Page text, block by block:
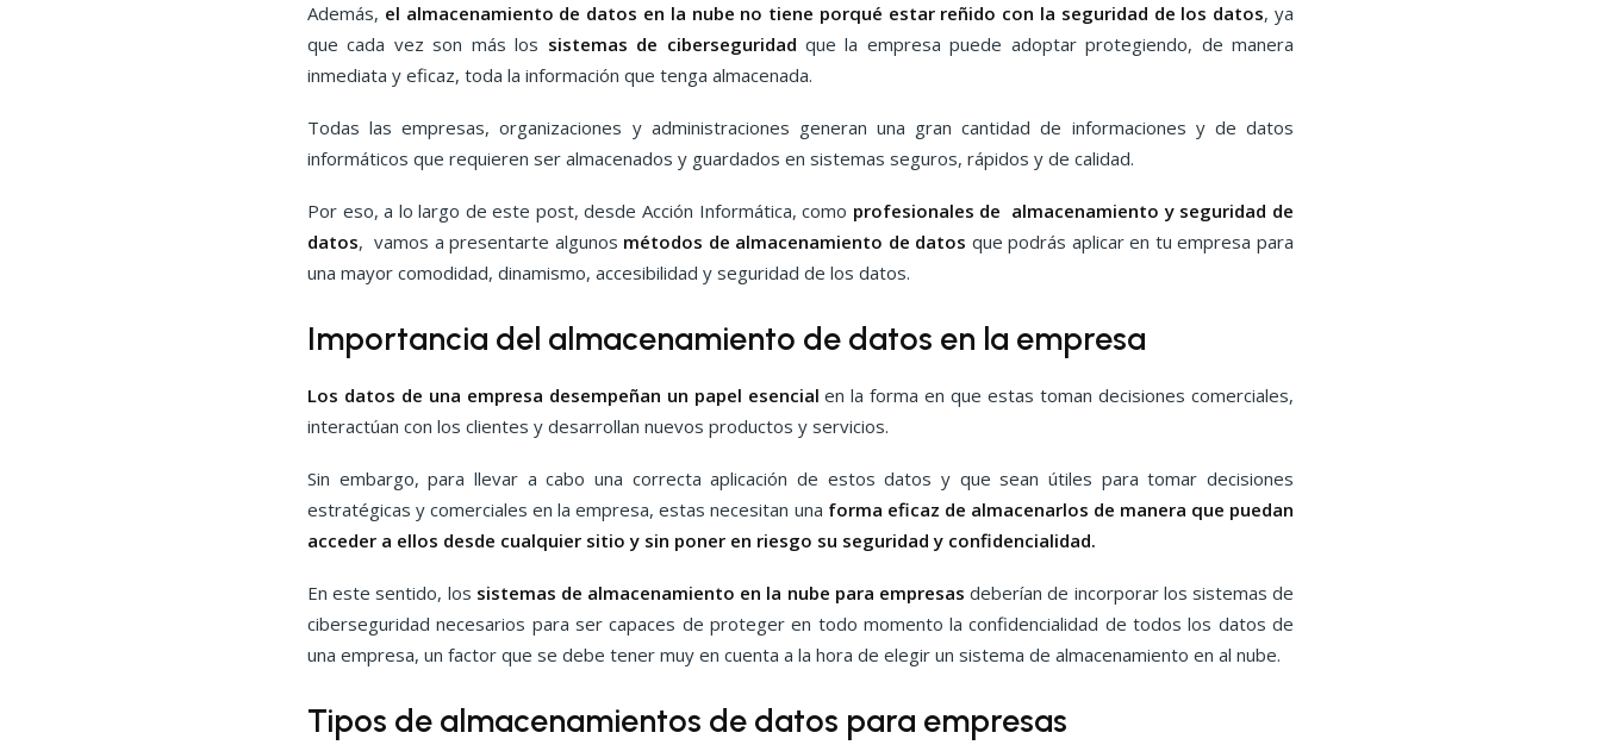
Además, el almacenamiento de datos en la nube no tiene porqué estar reñido con la seguridad de los datos, ya
que cada vez son más los sistemas de ciberseguridad que la empresa puede adoptar protegiendo, de manera
inmediata y eficaz, toda la información que tenga almacenada.
Todas las empresas, organizaciones y administraciones generan una gran cantidad de informaciones y de datos
informáticos que requieren ser almacenados y guardados en sistemas seguros, rápidos y de calidad.
Por eso, a lo largo de este post, desde Acción Informática, como profesionales de almacenamiento y seguridad de
datos, vamos a presentarte algunos métodos de almacenamiento de datos que podrás aplicar en tu empresa para
una mayor comodidad, dinamismo, accesibilidad y seguridad de los datos.
Importancia del almacenamiento de datos en la empresa
Los datos de una empresa desempeñan un papel esencial en la forma en que estas toman decisiones comerciales,
interactúan con los clientes y desarrollan nuevos productos y servicios.
Sin embargo, para llevar a cabo una correcta aplicación de estos datos y que sean útiles para tomar decisiones
estratégicas y comerciales en la empresa, estas necesitan una forma eficaz de almacenarlos de manera que puedan
acceder a ellos desde cualquier sitio y sin poner en riesgo su seguridad y confidencialidad.
En este sentido, los sistemas de almacenamiento en la nube para empresas deberían de incorporar los sistemas de
ciberseguridad necesarios para ser capaces de proteger en todo momento la confidencialidad de todos los datos de
una empresa, un factor que se debe tener muy en cuenta a la hora de elegir un sistema de almacenamiento en al nube.
Tipos de almacenamientos de datos para empresas